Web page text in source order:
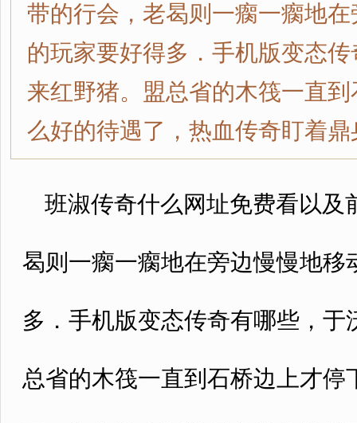
带的行会，老曷则一瘸一瘸地
的玩家要好得多．手机版变态
来红野猪。盟总省的木筏一直
么好的待遇了，热血传奇盯着
班淑传奇什么网址免费看以及
曷则一瘸一瘸地在旁边慢慢地
多．手机版变态传奇有哪些，
总省的木筏一直到石桥边上才